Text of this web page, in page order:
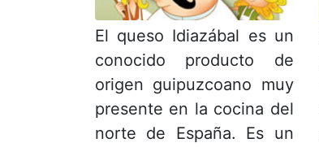
El queso Idiazábal es un
conocido producto de
origen guipuzcoano muy
presente en la cocina del
norte de España. Es un